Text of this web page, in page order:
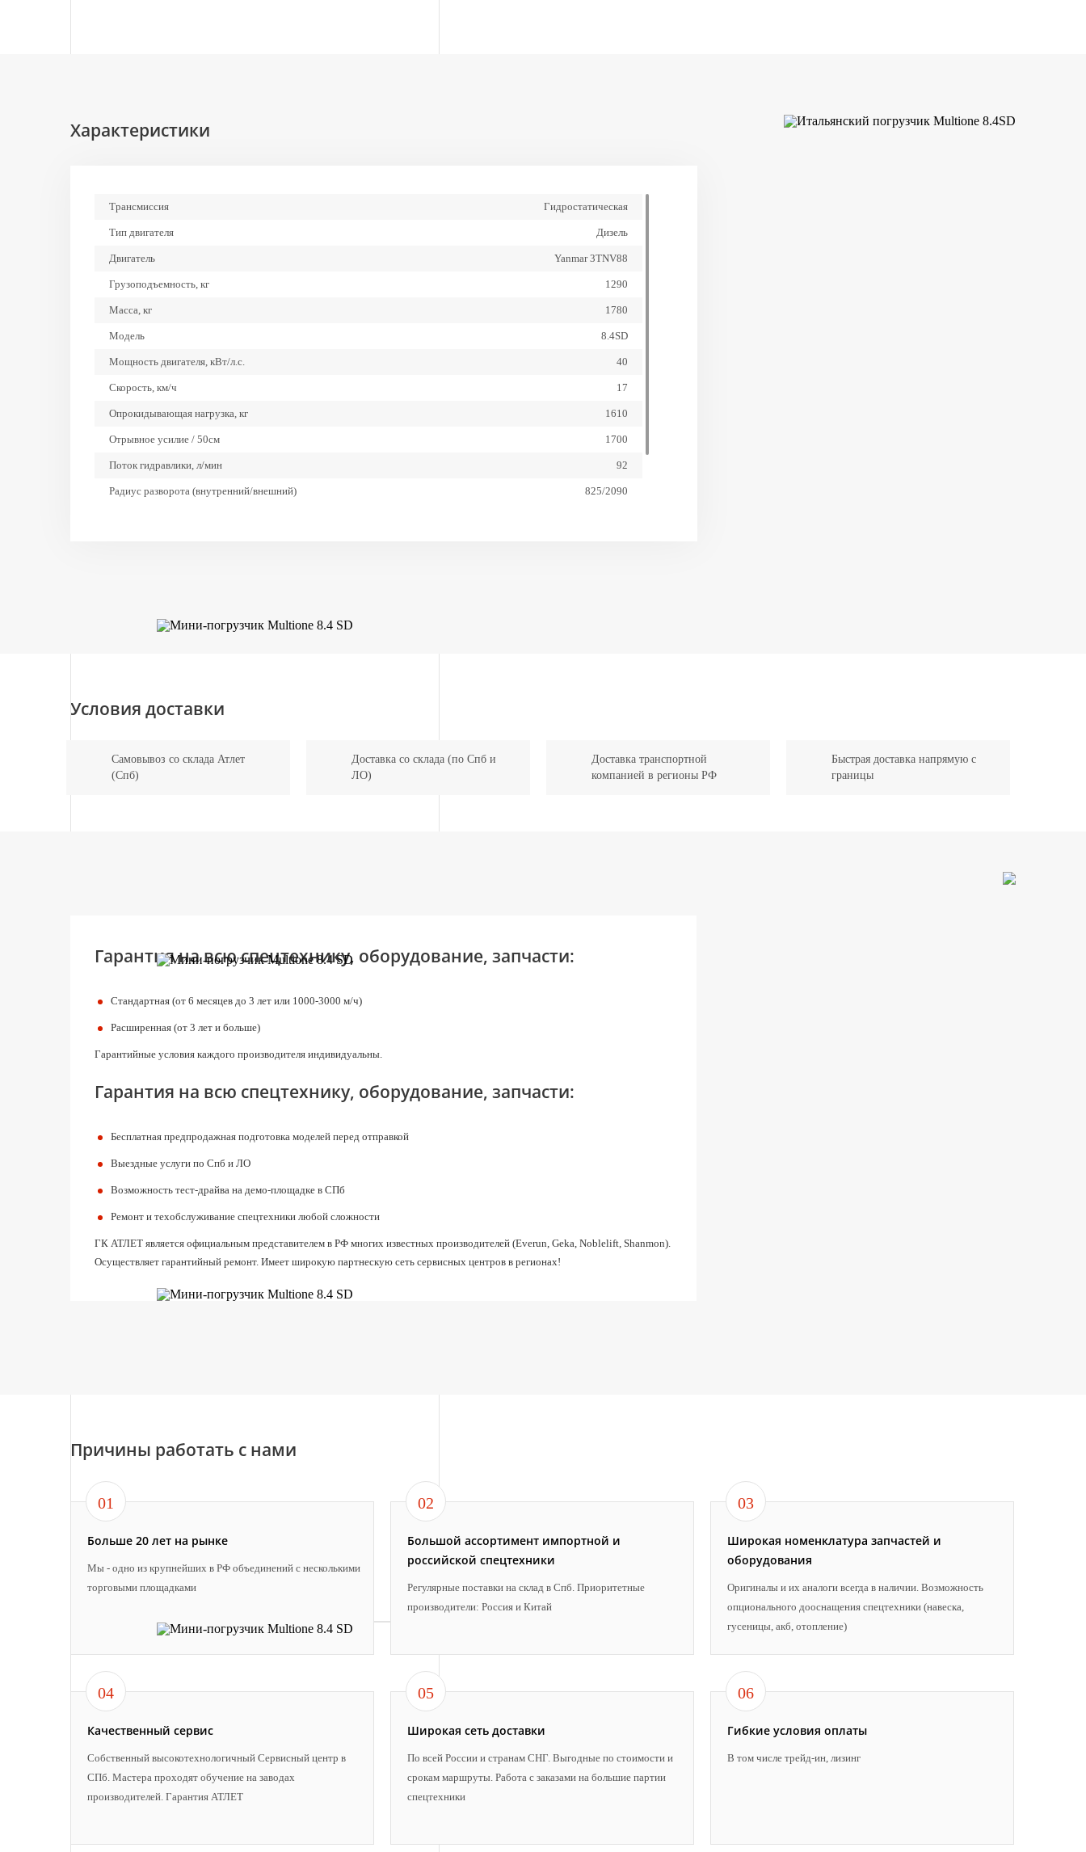
Характеристики
Трансмиссия Гидростатическая
Тип двигателя Дизель
Двигатель Yanmar 3TNV88
Грузоподъемность, кг 1290
Масса, кг 1780
Модель 8.4SD
Мощность двигателя, кВт/л.с. 40
Скорость, км/ч 17
Опрокидывающая нагрузка, кг 1610
Отрывное усилие / 50см 1700
Поток гидравлики, л/мин 92
Радиус разворота (внутренний/внешний) 825/2090
Условия доставки
Самовывоз со склада Атлет
(Спб)
Доставка со склада (по Спб и
ЛО)
Доставка транспортной
компанией в регионы РФ
Быстрая доставка напрямую с
границы
Гарантия на всю спецтехнику, оборудование, запчасти:
Стандартная (от 6 месяцев до 3 лет или 1000-3000 м/ч)
Расширенная (от 3 лет и больше)
Гарантийные условия каждого производителя индивидуальны.
Гарантия на всю спецтехнику, оборудование, запчасти:
Бесплатная предпродажная подготовка моделей перед отправкой
Выездные услуги по Спб и ЛО
Возможность тест-драйва на демо-площадке в СПб
Ремонт и техобслуживание спецтехники любой сложности
ГК АТЛЕТ является официальным представителем в РФ многих известных производителей (Everun, Geka, Noblelift, Shanmon).
Осуществляет гарантийный ремонт. Имеет широкую партнескую сеть сервисных центров в регионах!
Причины работать с нами
01
Больше 20 лет на рынке
Мы - одно из крупнейших в РФ объединений с несколькими
торговыми площадками
02
Большой ассортимент импортной и
российской спецтехники
Регулярные поставки на склад в Спб. Приоритетные
производители: Россия и Китай
03
Широкая номенклатура запчастей и
оборудования
Оригиналы и их аналоги всегда в наличии. Возможность
опционального дооснащения спецтехники (навеска,
гусеницы, акб, отопление)
04
Качественный сервис
Собственный высокотехнологичный Сервисный центр в
СПб. Мастера проходят обучение на заводах
производителей. Гарантия АТЛЕТ
05
Широкая сеть доставки
По всей России и странам СНГ. Выгодные по стоимости и
срокам маршруты. Работа с заказами на большие партии
спецтехники
06
Гибкие условия оплаты
В том числе трейд-ин, лизинг